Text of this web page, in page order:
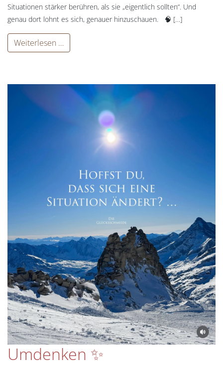
Situationen stärker berühren, als sie „eigentlich sollten“. Und
genau dort lohnt es sich, genauer hinzuschauen. 🧠 […]
Weiterlesen …
Umdenken ✨